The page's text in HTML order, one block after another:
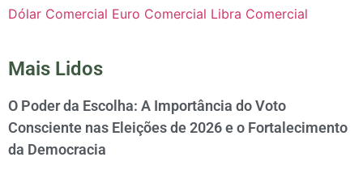
Dólar Comercial Euro Comercial Libra Comercial
Mais Lidos
O Poder da Escolha: A Importância do Voto
Consciente nas Eleições de 2026 e o Fortalecimento
da Democracia